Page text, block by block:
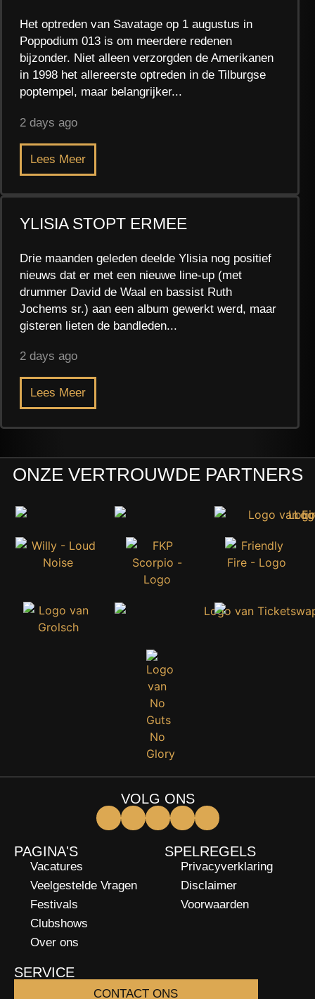
Het optreden van Savatage op 1 augustus in
Poppodium 013 is om meerdere redenen
bijzonder. Niet alleen verzorgden de Amerikanen
in 1998 het allereerste optreden in de Tilburgse
poptempel, maar belangrijker...
2 days ago
Lees Meer
YLISIA STOPT ERMEE
Drie maanden geleden deelde Ylisia nog positief
nieuws dat er met een nieuwe line-up (met
drummer David de Waal en bassist Ruth
Jochems sr.) aan een album gewerkt werd, maar
gisteren lieten de bandleden...
2 days ago
Lees Meer
ONZE VERTROUWDE PARTNERS
VOLG ONS
PAGINA'S
Vacatures
Veelgestelde Vragen
Festivals
Clubshows
Over ons
SPELREGELS
Privacyverklaring
Disclaimer
Voorwaarden
SERVICE
CONTACT ONS